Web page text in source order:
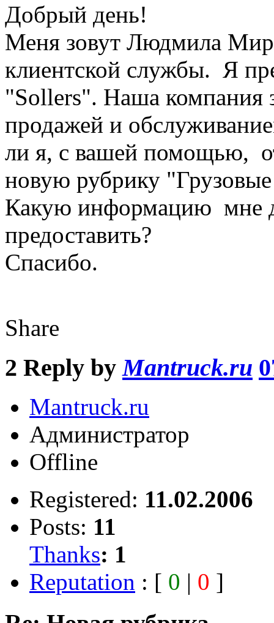
Добрый день!
Меня зовут Людмила
клиентской службы. Я
"Sollers". Наша компания
продажей и
ли я, с вашей помощью,
новую рубрику
Какую информацию мне
предоставить?
Спасибо.
Share
2 Reply byMantruck.ru
Mantruck.ru
Администратор
Offline
Registered: 11.02.2006
Posts: 11
Thanks: 1
Reputation : [ 0 | 0 ]